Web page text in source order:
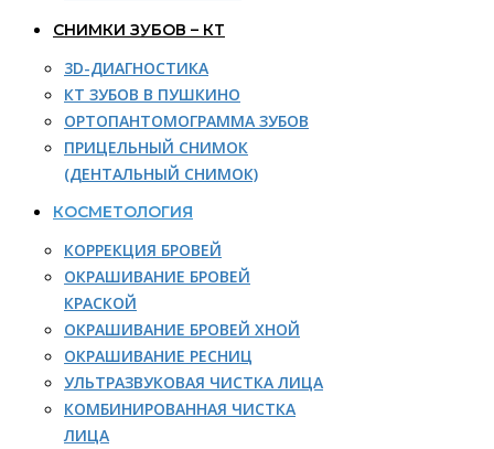
СНИМКИ ЗУБОВ – КТ
3D-ДИАГНОСТИКА
КТ ЗУБОВ В ПУШКИНО
ОРТОПАНТОМОГРАММА ЗУБОВ
ПРИЦЕЛЬНЫЙ СНИМОК
(ДЕНТАЛЬНЫЙ СНИМОК)
КОСМЕТОЛОГИЯ
КОРРЕКЦИЯ БРОВЕЙ
ОКРАШИВАНИЕ БРОВЕЙ
КРАСКОЙ
ОКРАШИВАНИЕ БРОВЕЙ ХНОЙ
ОКРАШИВАНИЕ РЕСНИЦ
УЛЬТРАЗВУКОВАЯ ЧИСТКА ЛИЦА
КОМБИНИРОВАННАЯ ЧИСТКА
ЛИЦА